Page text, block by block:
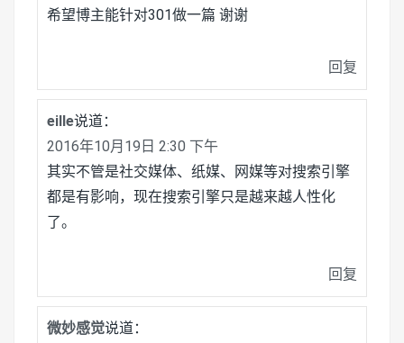
希望博主能针对301做一篇 谢谢
回复
eille说道：
2016年10月19日 2:30 下午
其实不管是社交媒体、纸媒、网媒等对搜索引擎
都是有影响，现在搜索引擎只是越来越人性化
了。
回复
微妙感觉说道：